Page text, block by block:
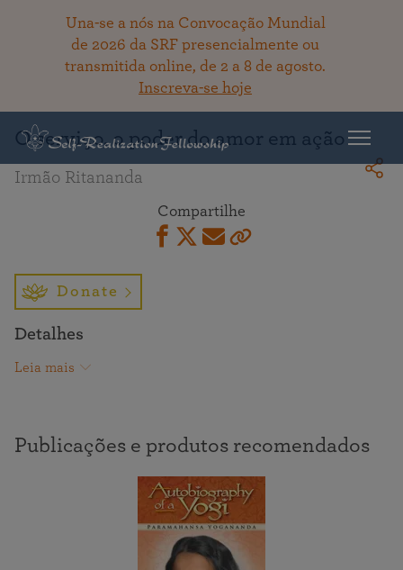
Una-se a nós na Convocação Mundial
de 2026 da SRF presencialmente ou
transmitida online, de 2 a 8 de agosto.
Inscreva-se hoje
Voltar ao acervo
O serviço, o poder do amor em ação
Irmão Ritananda
Compartilhe
Donate
Detalhes
Leia mais
Publicações e produtos recomendados